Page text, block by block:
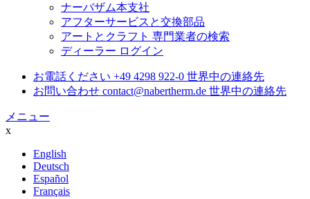
ナーバザム本支社
アフターサービスと交換部品
アートとクラフト 専門業者の検索
ディーラー ログイン
お電話ください +49 4298 922-0 世界中の連絡先
お問い合わせ contact@nabertherm.de 世界中の連絡先
メニュー
x
English
Deutsch
Español
Français